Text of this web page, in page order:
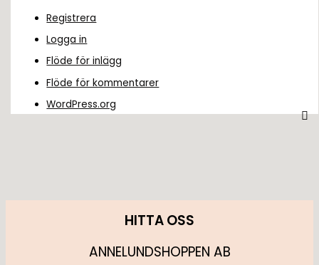
Registrera
Logga in
Flöde för inlägg
Flöde för kommentarer
WordPress.org
HITTA OSS
ANNELUNDSHOPPEN AB